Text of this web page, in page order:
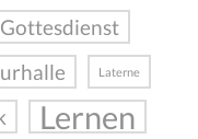
Gottesdienst
Laterne
Lernen